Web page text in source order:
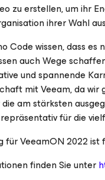
zu erstellen, um ihr
ihrer Wahl
Code wissen, dass
auch Wege
und spannende
mit Veeam, da
am stärksten
für die
für VeeamON 2022
finden Sie unter